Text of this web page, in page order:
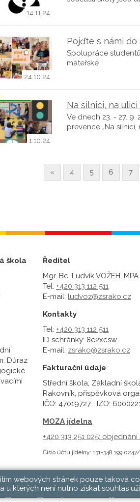
14.11.24
24.10.24
Pojďte s námi
Spolupráce
mateřské
1.10.24
Na silnici, na
Ve dnech 23. - 27.
prevence „Na silnici,
« 4 5 6 7
škola
Důraz
Ředitel
Mgr. Bc. Ludvík VOŽEH, MPA
Tel: +420 313 112 511
E-mail: ludvoz@zsrako.cz
Kontakty
Tel: +420 313 112 511
ID schránky: 8e2xcsw
E-mail: zsrako@zsrako.cz
Fakturační údaje
Střední škola, Základní
Rakovník, příspěvková
IČO: 47019727 IZO:
MOZA jídelna
+420 313 251 025; objednání
Číslo účtu jídelny: 131-348 199
Přihlásit
webových stránek pouze taková
u kterých není nutno získat souhlas